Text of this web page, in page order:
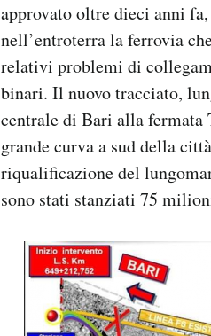
approvato oltre dieci anni
nell’entroterra la ferrovia
relativi problemi di
binari. Il nuovo tracciato,
centrale di Bari alla fermata
grande curva a sud della
riqualificazione del
sono stati stanziati 75